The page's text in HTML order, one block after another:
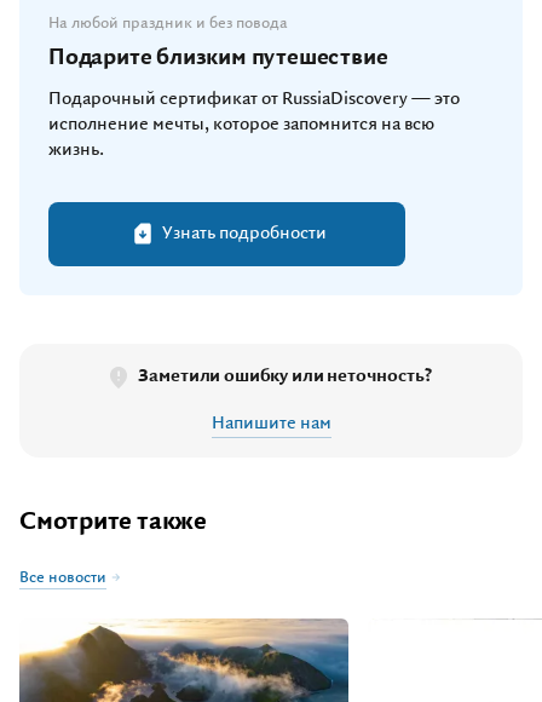
На любой праздник и без повода
Подарите близким путешествие
Подарочный сертификат от RussiaDiscovery — это
исполнение мечты, которое запомнится на всю
жизнь.
Узнать подробности
Заметили ошибку или неточность?
Напишите нам
Смотрите также
Все новости